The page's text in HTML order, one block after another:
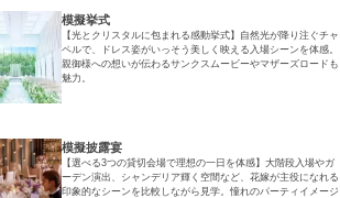
模擬挙式
【光とクリスタルに包まれる感動挙式】自然光が降り注ぐチャ
ペルで、ドレス姿がいっそう美しく映える入場シーンを体感。
親御様への想いが伝わるサンクスムービーやマザーズロードも
魅力。
模擬披露宴
【選べる3つの貸切会場で理想の一日を体感】大階段入場やガ
ーデン演出、シャンデリア輝く空間など、花嫁が主役になれる
印象的なシーンを比較しながら見学。憧れのパーティイメージ